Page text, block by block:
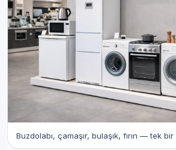
Buzdolabı, çamaşır, bulaşık, fırın — tek